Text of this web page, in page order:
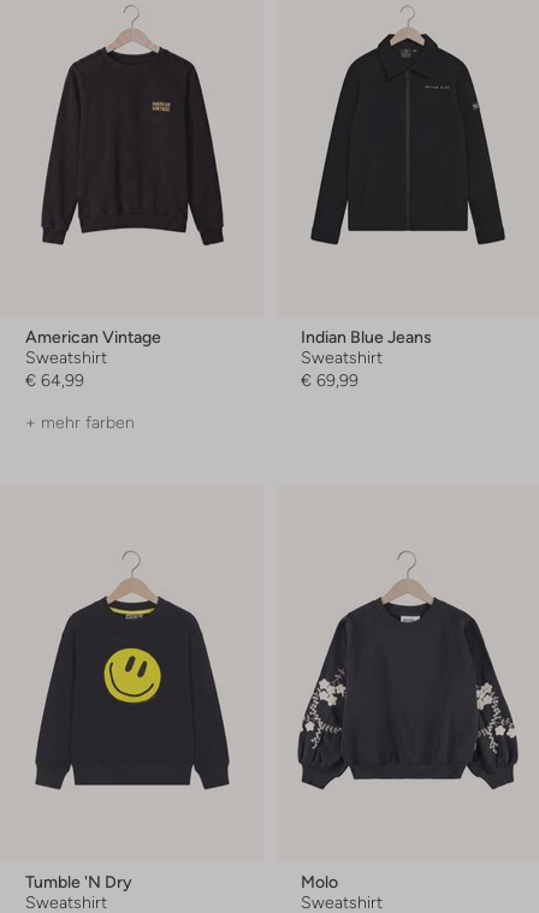
American Vintage
Sweatshirt
€ 64,99
+ mehr farben
Indian Blue Jeans
Sweatshirt
€ 69,99
Tumble 'n Dry
Sweatshirt
Molo
Sweatshirt